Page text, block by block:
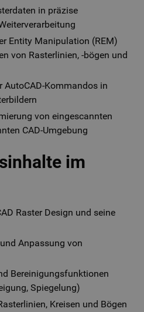
in präzise
Entity Manipulation (REM)
von Rasterlinien, -bögen und
AutoCAD-Kommandos in
von eingescannten
CAD-Umgebung
im
Raster Design und seine
Anpassung von
Bereinigungsfunktionen
Spiegelung)
Kreisen und Bögen